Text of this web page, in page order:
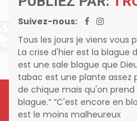
Suivez-nous:
Tous les jours je viens
La crise d'hier est la blague
est une sale blague que
tabac est une plante assez
de chique mais qu'on prend
blague.” “C'est encore en
est le moins malheureux